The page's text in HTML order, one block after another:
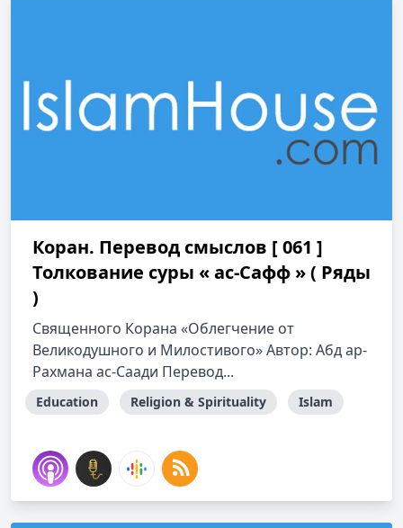
Коран. Перевод смыслов [ 061 ]
Толкование cуры « ас-Сафф » ( Ряды
)
Священного Корана «Облегчение от
Великодушного и Милостивого» Автор: Абд ар-
Рахмана ас-Саади Перевод...
Education Religion & Spirituality Islam